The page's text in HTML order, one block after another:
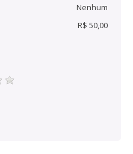
Nenhum
R$ 50,00